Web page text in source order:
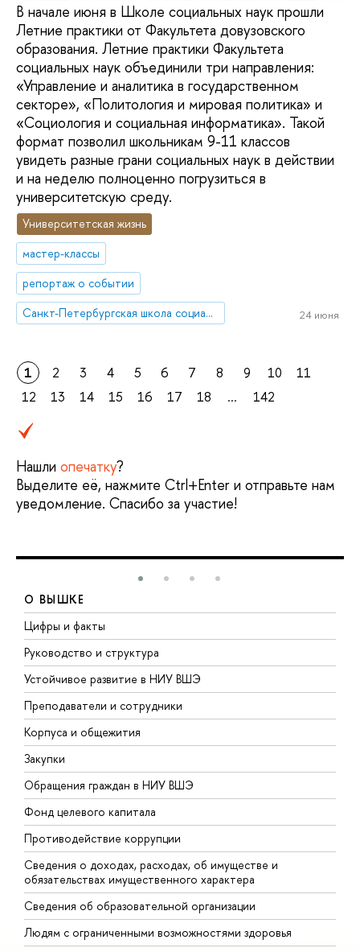
В начале июня в Школе социальных наук прошли
Летние практики от Факультета довузовского
образования. Летние практики Факультета
социальных наук объединили три направления:
«Управление и аналитика в государственном
секторе», «Политология и мировая политика» и
«Социология и социальная информатика». Такой
формат позволил школьникам 9-11 классов
увидеть разные грани социальных наук в действии
и на неделю полноценно погрузиться в
университетскую среду.
Университетская жизнь
мастер-классы
репортаж о событии
Санкт-Петербургская школа социальных наук
24 июня
1 2 3 4 5 6 7 8 9 10
11
12
13 14 15 16 17 18 ... 142
Нашли опечатку?
Выделите её, нажмите Ctrl+Enter и отправьте нам
уведомление. Спасибо за участие!
О ВЫШКЕ
Цифры и факты
Руководство и структура
Устойчивое развитие в НИУ ВШЭ
Преподаватели и сотрудники
Корпуса и общежития
Закупки
Обращения граждан в НИУ ВШЭ
Фонд целевого капитала
Противодействие коррупции
Сведения о доходах, расходах, об имуществе и
обязательствах имущественного характера
Сведения об образовательной организации
Людям с ограниченными возможностями здоровья